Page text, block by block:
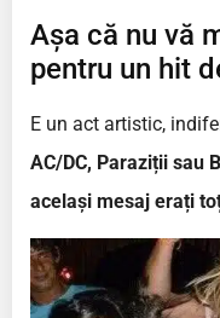
Așa că nu vă
pentru un hit
E un act artistic,
AC/DC, Paraziții sau
același mesaj erați